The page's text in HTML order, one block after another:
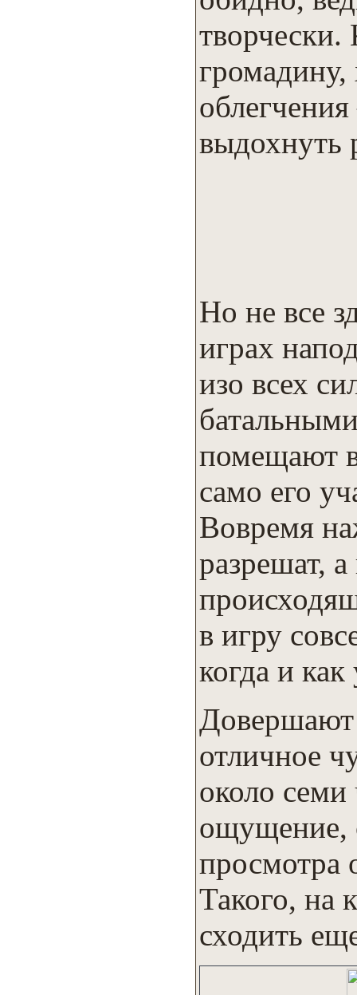
громадину,
выдохнуть
Но не все
играх
изо всех
помещают
само его
Вовремя
разрешат,
в игру
когда и как
Довершают
отличное
около семи
ощущение,
просмотра
Такого, на
сходить